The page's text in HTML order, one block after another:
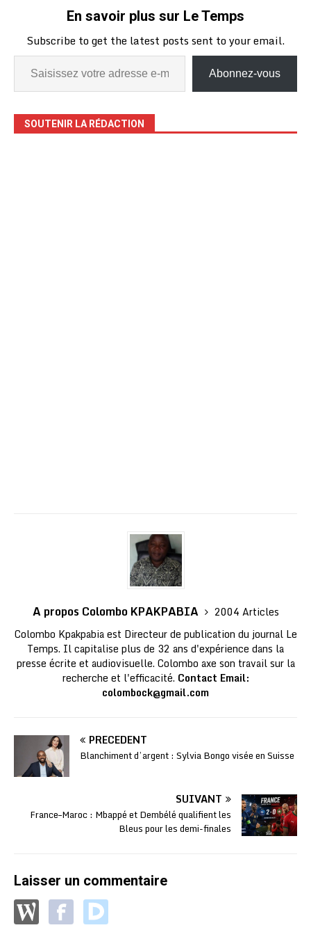
En savoir plus sur Le Temps
Subscribe to get the latest posts sent to your email.
Abonnez-vous
SOUTENIR LA RÉDACTION
A propos Colombo KPAKPABIA
2004 Articles
Colombo Kpakpabia est Directeur de publication du journal Le
Temps. Il capitalise plus de 32 ans d'expérience dans la
presse écrite et audiovisuelle. Colombo axe son travail sur la
recherche et l'efficacité. Contact Email:
colombock@gmail.com
PRÉCÉDENT
Blanchiment d’argent : Sylvia Bongo visée en Suisse
SUIVANT
France–Maroc : Mbappé et Dembélé qualifient les
Bleus pour les demi-finales
Laisser un commentaire